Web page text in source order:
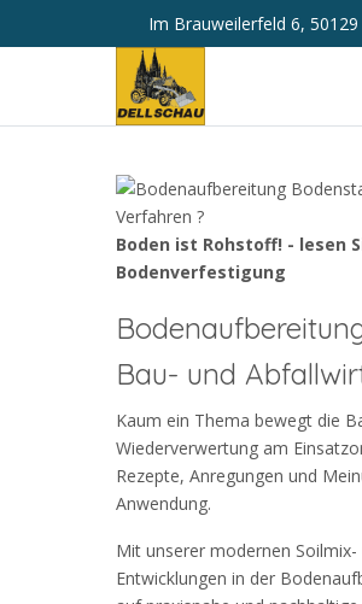
Im Brauweilerfeld 6,
Boden ist Rohstoff! - lesen
Bodenverfestigung
Bau- und
Kaum ein Thema bewegt die
Wiederverwertung am
Rezepte, Anregungen und
Anwendung.
Mit unserer modernen
Entwicklungen in der